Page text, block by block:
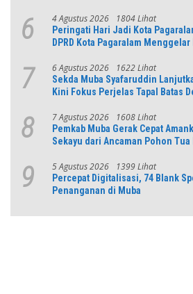
6 4 Agustus 2026 1804 Lihat
Peringati Hari Jadi Kota
DPRD Kota Pagaralam
7 6 Agustus 2026 1622 Lihat
Sekda Muba Syafaruddin
Kini Fokus Perjelas Tapal Batas
8 7 Agustus 2026 1608 Lihat
Pemkab Muba Gerak Cepat
Sekayu dari Ancaman Pohon Tua
9 5 Agustus 2026 1399 Lihat
Percepat Digitalisasi, 74 Blank
Penanganan di Muba